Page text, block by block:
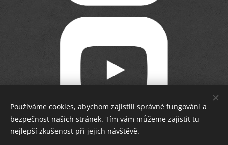
Používáme cookies, abychom zajistili správné fungování a
bezpečnost našich stránek. Tím vám můžeme zajistit tu
nejlepší zkušenost při jejich návštěvě.